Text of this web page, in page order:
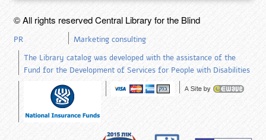
© All rights reserved Central Library for the Blind
PR
Marketing consulting
The Library catalog was developed with the assistance of the
Fund for the Development of Services for People with Disabilities